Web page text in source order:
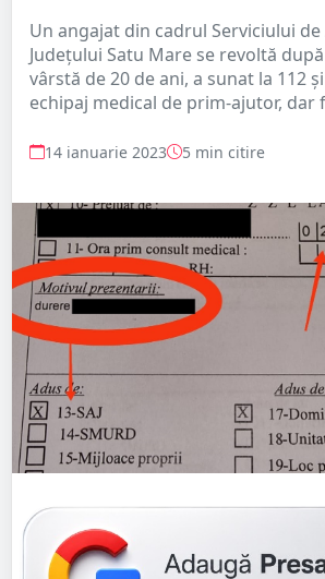
Un angajat din cadrul Serviciului
Județului Satu Mare se revoltă
vârstă de 20 de ani, a sunat la 112
echipaj medical de prim-ajutor, dar
14 ianuarie 2023 5 min citire